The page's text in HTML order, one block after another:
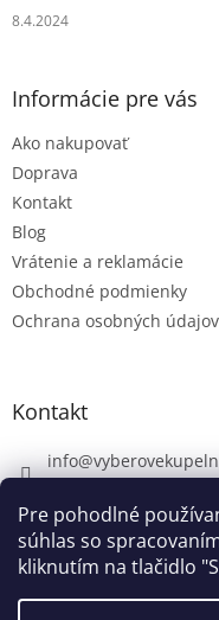
Pre pohodlné
súhlas so
kliknutím na tlačidlo
8.4.2024
Informácie pre vás
Ako nakupovať
Doprava
Kontakt
Blog
Vrátenie a reklamácie
Obchodné podmienky
Ochrana osobných údajov
Kontakt
info@
https://